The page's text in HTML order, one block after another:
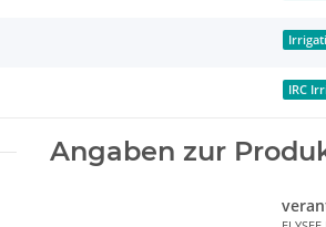
IRC
Angaben zur